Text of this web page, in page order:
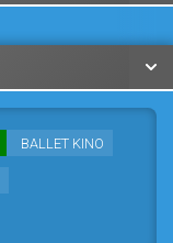
BALLET KINO